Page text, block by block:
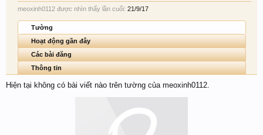
meoxinh0112 được nhìn thấy lần cuối: 21/9/17
Tường
Hoạt động gần đây
Các bài đăng
Thông tin
Hiện tại không có bài viết nào trên tường của meoxinh0112.